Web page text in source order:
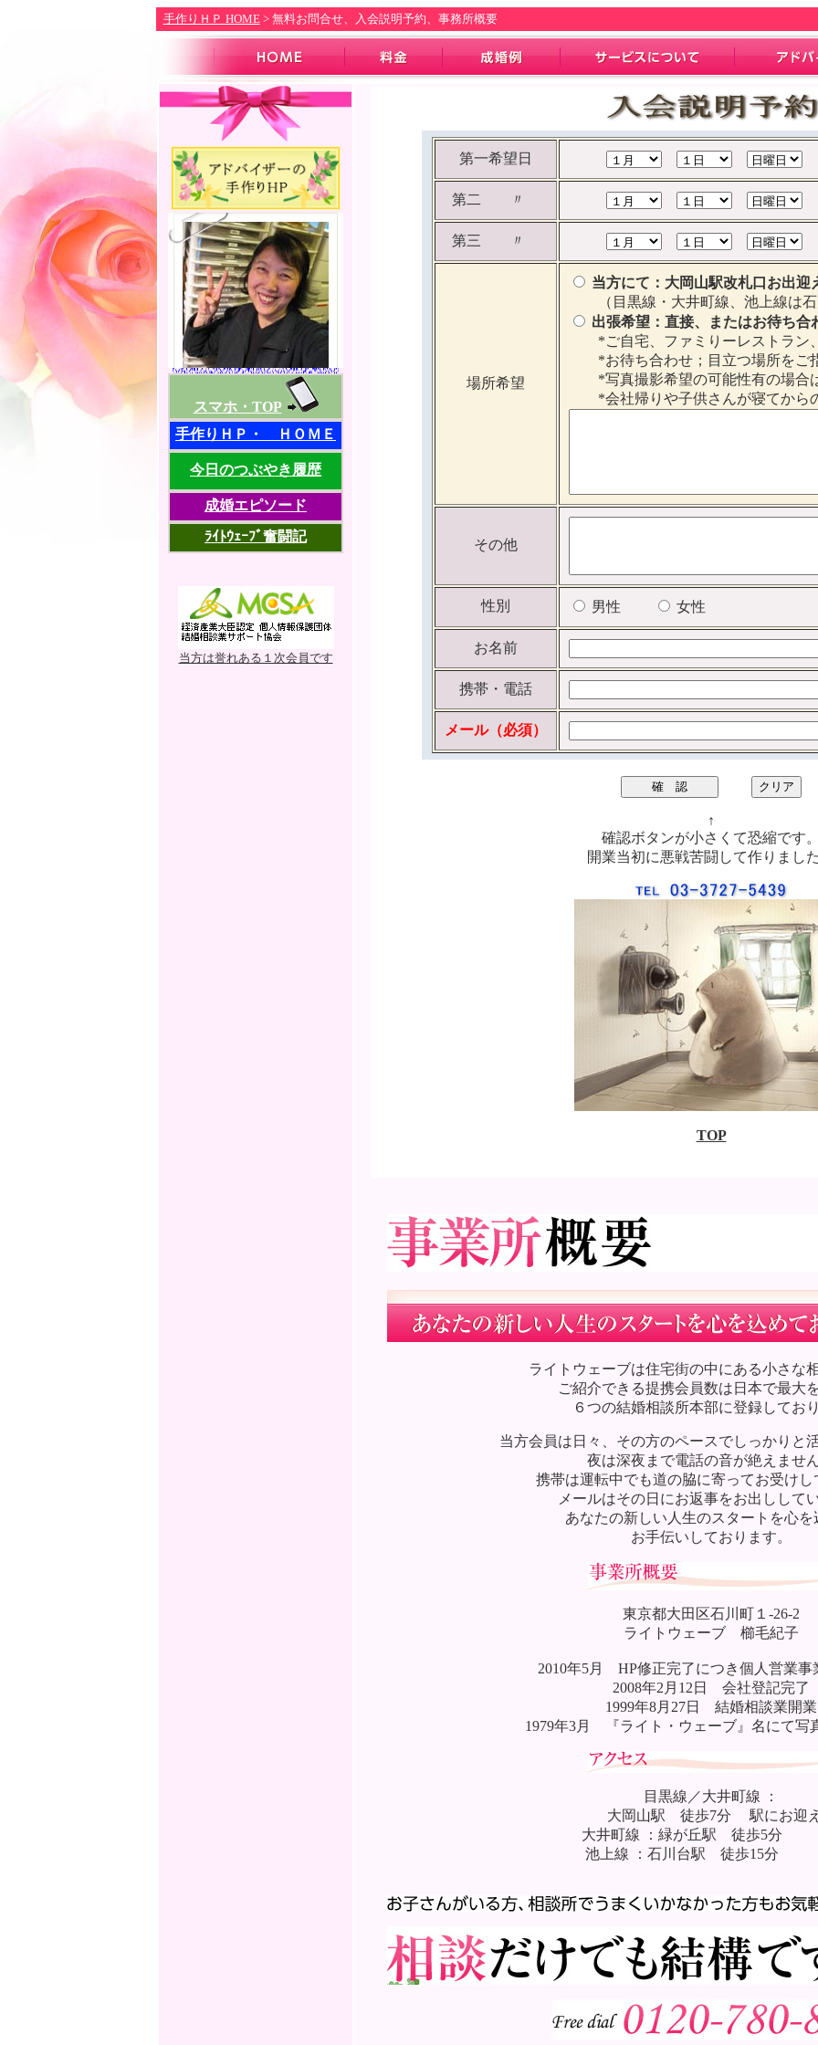
手作りＨＰ HOME > 無料お問合せ、入会説明予約、事務所概要
スマホ・TOP
手作りＨＰ・ ＨＯＭＥ
今日のつぶやき履歴
成婚エピソード
ﾗｲﾄｳｪｰﾌﾞ奮闘記
当方は誉れある１次会員です
第一希望日
第二 〃
第三 〃
場所希望
当方にて：大岡山駅改札口お出迎
（目黒線・大井町線、池上線は石
出張希望：直接、またはお待ち合
*ご自宅、ファミりーレストラン
*お待ち合わせ；目立つ場所をご
*写真撮影希望の可能性有の場合
*会社帰りや子供さんが寝てから
その他
性別 男性 女性
お名前
携帯・電話
メール（必須）
↑
確認ボタンが小さくて恐縮です
開業当初に悪戦苦闘して作りまし
TOP
ライトウェーブは住宅街の中にある小さな
ご紹介できる提携会員数は日本で最大
６つの結婚相談所本部に登録してお
当方会員は日々、その方のペースでしっかりと
夜は深夜まで電話の音が絶えませ
携帯は運転中でも道の脇に寄ってお受けし
メールはその日にお返事をお出しして
あなたの新しい人生のスタートを心を
お手伝いしております。
東京都大田区石川町１-26-2
ライトウェーブ 櫛毛紀子
2010年5月 HP修正完了につき個人営業事
2008年2月12日 会社登記完了
1999年8月27日 結婚相談業開業
1979年3月 『ライト・ウェーブ』名にて写
目黒線／大井町線 ：
大岡山駅 徒歩7分 駅にお迎
大井町線 ：緑が丘駅 徒歩5
池上線 ：石川台駅 徒歩15分